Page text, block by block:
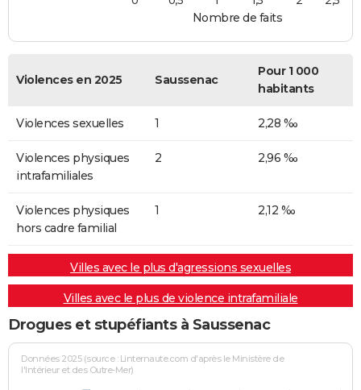
Nombre de faits
Violences en 2025 Saussenac
Pour 1 000
habitants
Violences sexuelles 1 2,28 ‰
Violences physiques
intrafamiliales
2 2,96 ‰
Violences physiques
hors cadre familial
1 2,12 ‰
Villes avec le plus d'agressions sexuelles
Villes avec le plus de violence intrafamiliale
Drogues et stupéfiants à Saussenac
Données 2025 (source : Linternaute.com d'après le Ministère de
l'Intérieur et des Outre-Mer)